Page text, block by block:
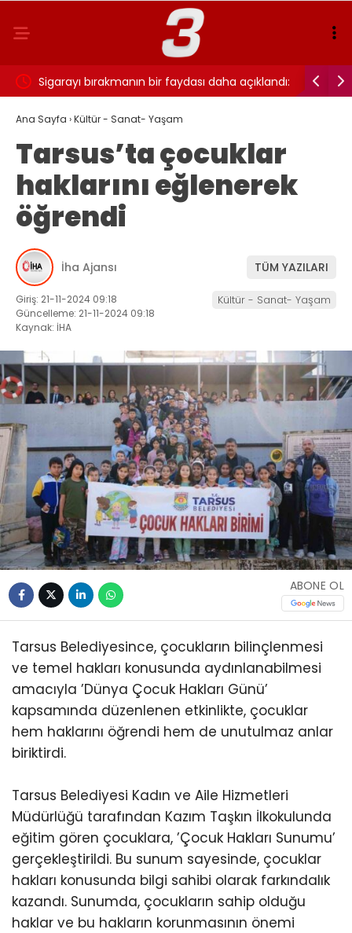
Sigarayı bırakmanın bir faydası daha açıklandı:
Beyin sağlığı için 7 yıl detayı dikkat çekti
Ana Sayfa ›Kültür - Sanat- Yaşam
Tarsus’ta çocuklar
haklarını eğlenerek
öğrendi
İha Ajansı TÜM YAZILARI
Giriş: 21-11-2024 09:18
Güncelleme: 21-11-2024 09:18
Kaynak: İHA
Kültür - Sanat- Yaşam
ABONE OL
Tarsus Belediyesince, çocukların bilinçlenmesi
ve temel hakları konusunda aydınlanabilmesi
amacıyla ’Dünya Çocuk Hakları Günü’
kapsamında düzenlenen etkinlikte, çocuklar
hem haklarını öğrendi hem de unutulmaz anlar
biriktirdi.
Tarsus Belediyesi Kadın ve Aile Hizmetleri
Müdürlüğü tarafından Kazım Taşkın İlkokulunda
eğitim gören çocuklara, ’Çocuk Hakları Sunumu’
gerçekleştirildi. Bu sunum sayesinde, çocuklar
hakları konusunda bilgi sahibi olarak farkındalık
kazandı. Sunumda, çocukların sahip olduğu
haklar ve bu hakların korunmasının önemi